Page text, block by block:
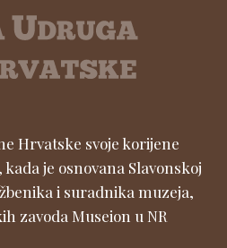
Hrvatske svoje korijene
je osnovana Slavonskoj
i suradnika muzeja,
zavoda Museion u NR